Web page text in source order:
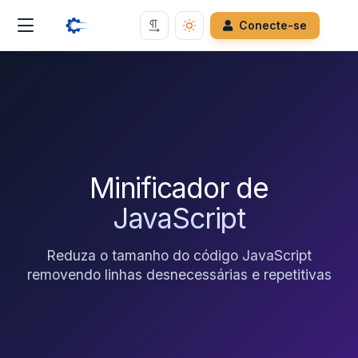
Conecte-se
Minificador de
JavaScript
Reduza o tamanho do código JavaScript
removendo linhas desnecessárias e repetitivas